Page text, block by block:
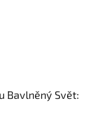
Bavlněný Svět: